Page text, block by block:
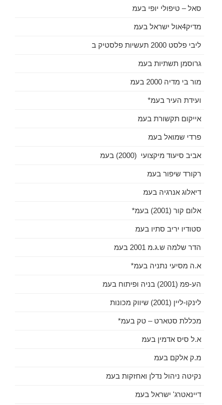
סאל – טיפולי יופי בעמ
מדיק4אול ישראל בעמ
ליבי פלסט 2000 תעשיות פלסטיק ב
גרוסמן תשתיות בעמ
מור בי מדיה 2000 בעמ
ועידת העיר בעמ*
אייקום תקשורת בעמ
פרדי שמואל בעמ
אביב סיעוד מיקצועי (2000) בעמ
רקורד שיפור בעמ
דיאלוג אנרגיה בעמ
אלום קור (2001) בעמ*
סטודיו יריב סתיו בעמ
הדר שלמה ש.ג.מ 2001 בעמ
א.ה מסיעי נתניה בעמ*
הע-פמ (2001) בניה ופיתוח בעמ
לינקו-ליין (2001) שיווק מכונות
מכללת סטארט – טק בעמ*
א.ל סיס אדמין בעמ
מ.ק אלקם בעמ
נקיטה ניהול נדלן ואחזקות בעמ
דיינאטרג' ישראל בעמ